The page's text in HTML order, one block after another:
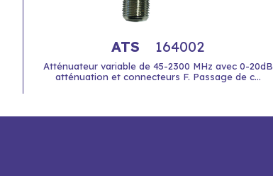
ATS 164002
Atténuateur variable de 45-2300 MHz avec 0-20dB
atténuation et connecteurs F. Passage de c...